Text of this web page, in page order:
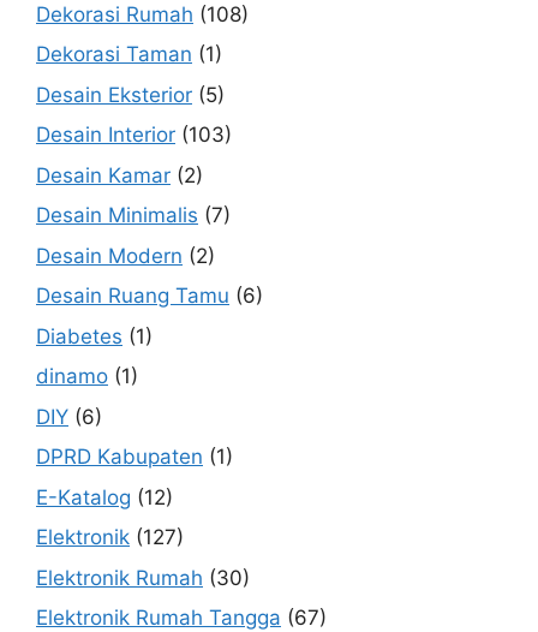
Dekorasi Rumah (108)
Dekorasi Taman (1)
Desain Eksterior (5)
Desain Interior (103)
Desain Kamar (2)
Desain Minimalis (7)
Desain Modern (2)
Desain Ruang Tamu (6)
Diabetes (1)
dinamo (1)
DIY (6)
DPRD Kabupaten (1)
E-Katalog (12)
Elektronik (127)
Elektronik Rumah (30)
Elektronik Rumah Tangga (67)